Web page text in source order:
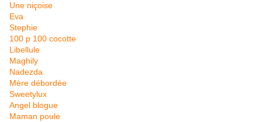
Une niçoise
Eva
Stephie
100 p 100 cocotte
Libellule
Maghily
Nadezda
Mère débordée
Sweetylux
Angel blogue
Maman poule